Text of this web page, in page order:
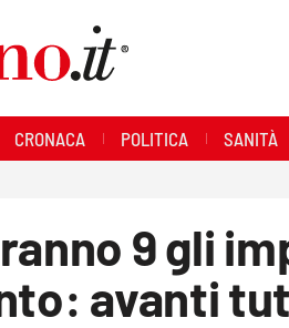
CRONACA POLITICA SANITÀ
9 gli
avanti